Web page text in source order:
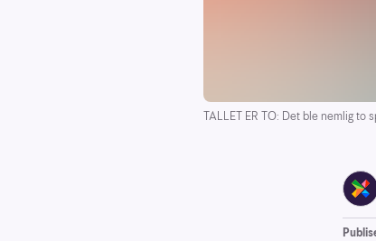
TALLET ER TO: Det ble nemlig to